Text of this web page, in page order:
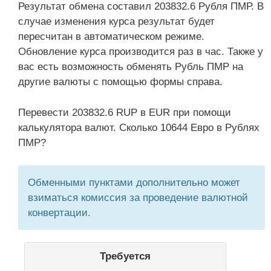
Результат обмена составил 203832.6 Рубля ПМР. В
случае изменения курса результат будет
пересчитан в автоматическом режиме.
Обновление курса производится раз в час. Также у
вас есть возможность обменять Рубль ПМР на
другие валюты с помощью формы справа.
Перевести 203832.6 RUP в EUR при помощи
калькулятора валют. Сколько 10644 Евро в Рублях
ПМР?
Обменными пунктами дополнительно может
взиматься комиссия за проведение валютной
конвертации.
Требуется